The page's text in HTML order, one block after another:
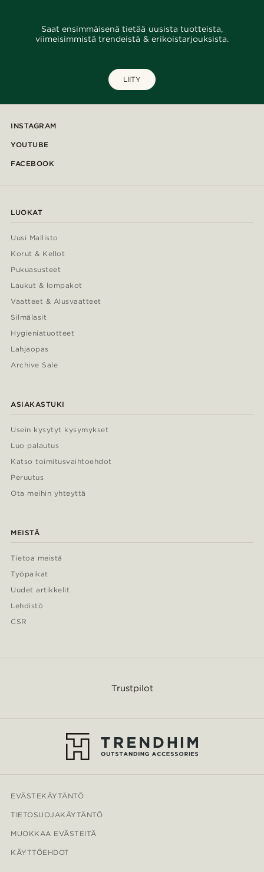
Saat ensimmäisenä tietää uusista tuotteista,
viimeisimmistä trendeistä & erikoistarjouksista.
LIITY
INSTAGRAM
YOUTUBE
FACEBOOK
LUOKAT
Uusi Mallisto
Korut & Kellot
Pukuasusteet
Laukut & lompakot
Vaatteet & Alusvaatteet
Silmälasit
Hygieniatuotteet
Lahjaopas
Archive Sale
ASIAKASTUKI
Usein kysytyt kysymykset
Luo palautus
Katso toimitusvaihtoehdot
Peruutus
Ota meihin yhteyttä
MEISTÄ
Tietoa meistä
Työpaikat
Uudet artikkelit
Lehdistö
CSR
Trustpilot
EVÄSTEKÄYTÄNTÖ
TIETOSUOJAKÄYTÄNTÖ
MUOKKAA EVÄSTEITÄ
KÄYTTÖEHDOT